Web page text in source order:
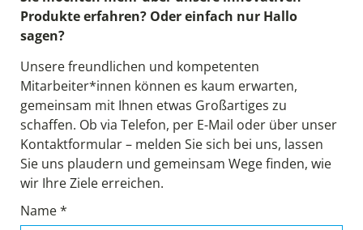
Produkte erfahren? Oder einfach nur Hallo
sagen?
Unsere freundlichen und kompetenten
Mitarbeiter*innen können es kaum erwarten,
gemeinsam mit Ihnen etwas Großartiges zu
schaffen. Ob via Telefon, per E-Mail oder über unser
Kontaktformular – melden Sie sich bei uns, lassen
Sie uns plaudern und gemeinsam Wege finden, wie
wir Ihre Ziele erreichen.
Name *